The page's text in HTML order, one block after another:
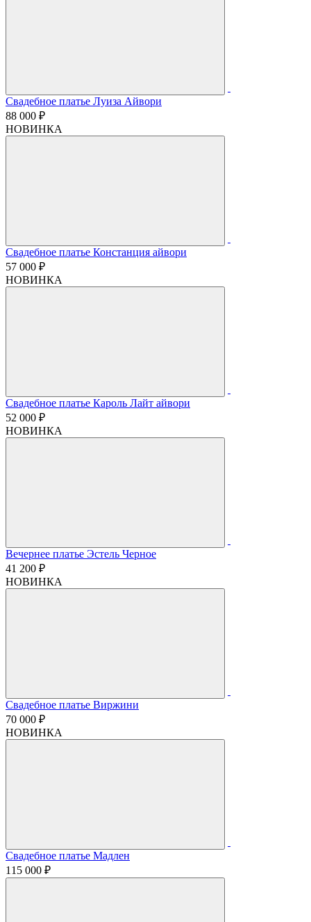
Свадебное платье Луиза Айвори
88 000 ₽
НОВИНКА
Свадебное платье Констанция айвори
57 000 ₽
НОВИНКА
Свадебное платье Кароль Лайт айвори
52 000 ₽
НОВИНКА
Вечернее платье Эстель Черное
41 200 ₽
НОВИНКА
Свадебное платье Виржини
70 000 ₽
НОВИНКА
Свадебное платье Мадлен
115 000 ₽